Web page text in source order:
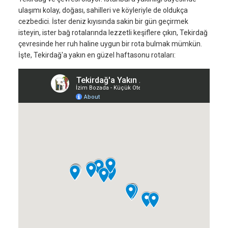
ulaşımı kolay, doğası, sahilleri ve köyleriyle de oldukça
cezbedici. İster deniz kıyısında sakin bir gün geçirmek
isteyin, ister bağ rotalarında lezzetli keşiflere çıkın, Tekirdağ
çevresinde her ruh haline uygun bir rota bulmak mümkün.
İşte, Tekirdağ'a yakın en güzel haftasonu rotaları: